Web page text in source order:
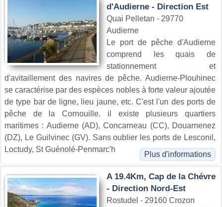
d'Audierne - Direction Est
Quai Pelletan - 29770
Audierne
Le port de pêche d'Audierne
comprend les quais de
stationnement et
d'avitaillement des navires de pêche. Audierne-Plouhinec
se caractérise par des espèces nobles à forte valeur ajoutée
de type bar de ligne, lieu jaune, etc. C'est l'un des ports de
pêche de la Cornouille. il existe plusieurs quartiers
maritimes : Audierne (AD), Concarneau (CC), Douarnenez
(DZ), Le Guilvinec (GV). Sans oublier les ports de Lesconil,
Loctudy, St Guénolé-Penmarc'h
Plus d'informations
A 19.4Km, Cap de la Chévre
- Direction Nord-Est
Rostudel - 29160 Crozon